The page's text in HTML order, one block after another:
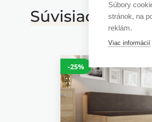
Súvisiace
-25%
Súbory
stránok, na
reklám.
Viac informácií